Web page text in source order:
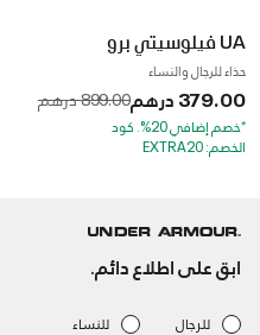
UA فيلوسيتي برو
حذاء للرجال والنساء
379.00 درهم Price reduced from
899.00 درهم to
*خصم إضافي 20%. كود
الخصم: EXTRA20
ابق على اطلاع دائم.
للرجال للنساء